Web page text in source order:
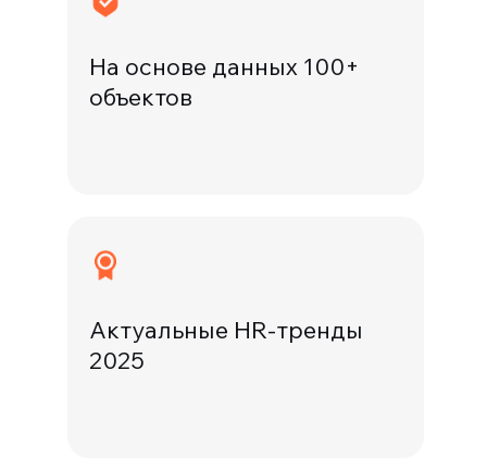
На основе данных 100+
объектов
Актуальные HR-тренды
2025